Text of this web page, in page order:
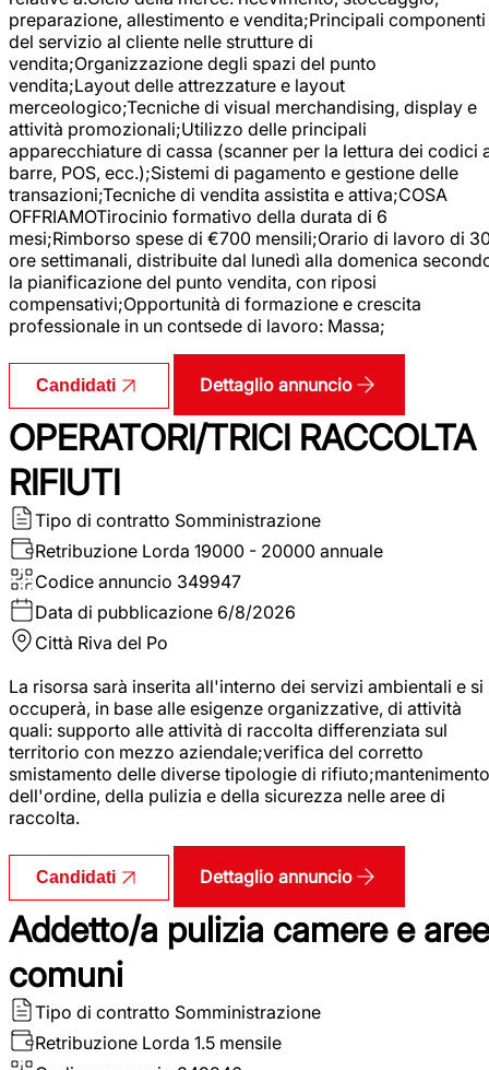
preparazione, allestimento e vendita;Principali componenti
del servizio al cliente nelle strutture di
vendita;Organizzazione degli spazi del punto
vendita;Layout delle attrezzature e layout
merceologico;Tecniche di visual merchandising, display e
attività promozionali;Utilizzo delle principali
apparecchiature di cassa (scanner per la lettura dei codici
barre, POS, ecc.);Sistemi di pagamento e gestione delle
transazioni;Tecniche di vendita assistita e attiva;COSA
OFFRIAMOTirocinio formativo della durata di 6
mesi;Rimborso spese di €700 mensili;Orario di lavoro di
ore settimanali, distribuite dal lunedì alla domenica
la pianificazione del punto vendita, con riposi
compensativi;Opportunità di formazione e crescita
professionale in un contsede di lavoro: Massa;
Candidati Dettaglio annuncio
OPERATORI/TRICI RACCOLTA
RIFIUTI
Tipo di contratto Somministrazione
Retribuzione Lorda 19000 - 20000 annuale
Codice annuncio 349947
Data di pubblicazione 6/8/2026
Città Riva del Po
La risorsa sarà inserita all'interno dei servizi ambientali e si
occuperà, in base alle esigenze organizzative, di attività
quali: supporto alle attività di raccolta differenziata sul
territorio con mezzo aziendale;verifica del corretto
smistamento delle diverse tipologie di rifiuto;mantenimento
dell'ordine, della pulizia e della sicurezza nelle aree di
raccolta.
Candidati Dettaglio annuncio
Addetto/a pulizia camere e aree
comuni
Tipo di contratto Somministrazione
Retribuzione Lorda 1.5 mensile